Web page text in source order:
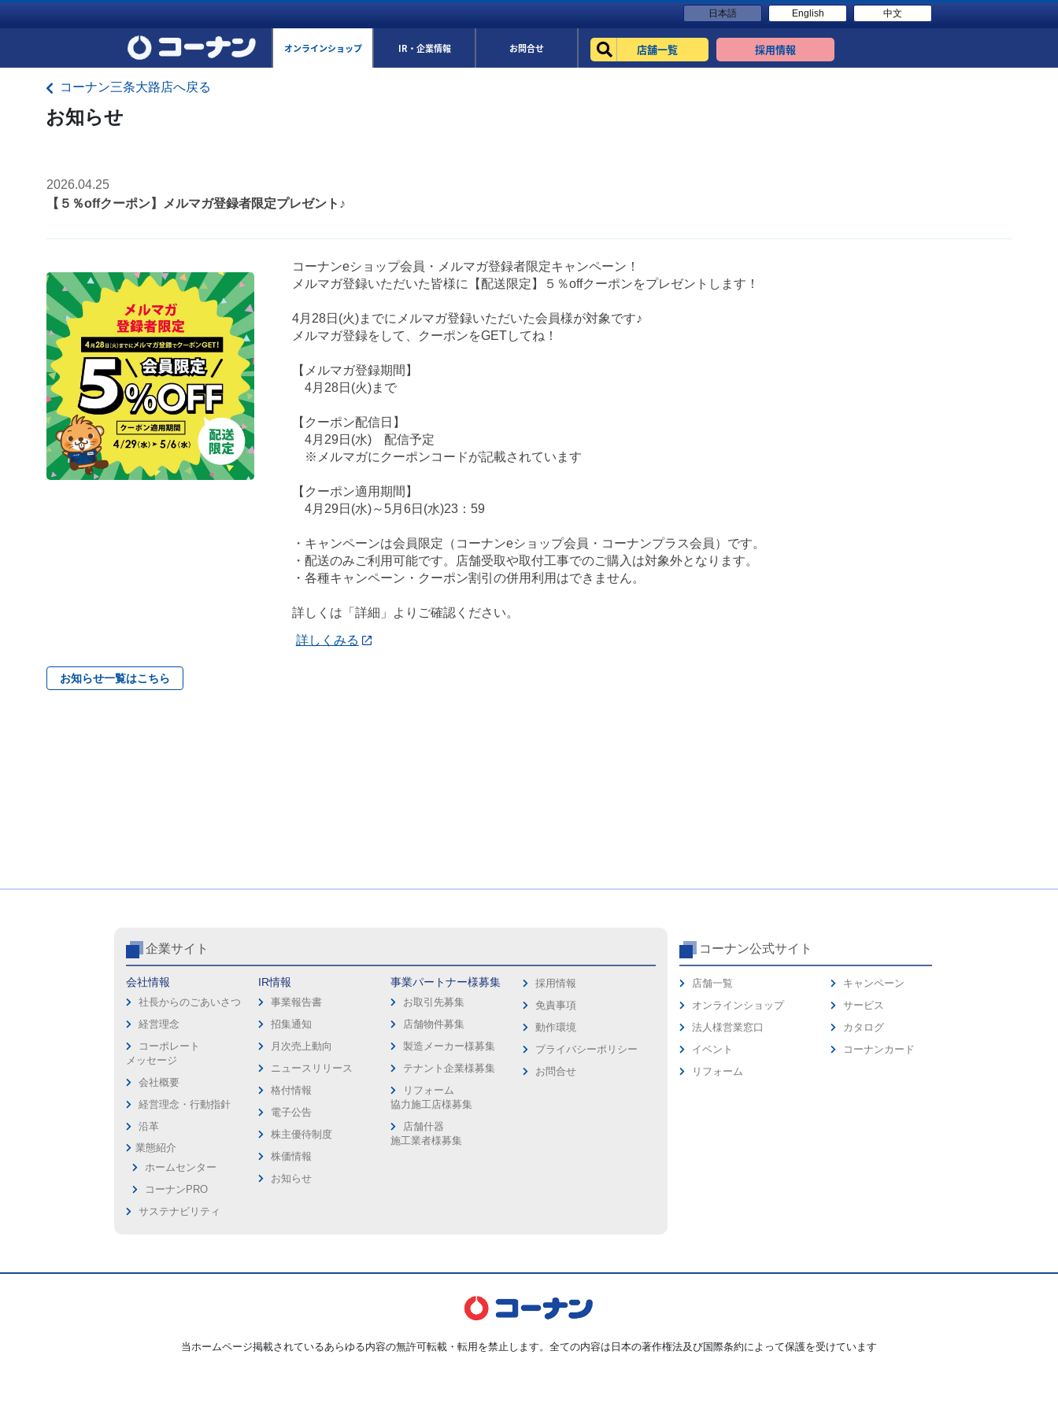
日本語 English 中文
オンラインショップ IR・企業情報 お問合せ 店舗一覧 採用情報
コーナン三条大路店へ戻る
お知らせ
2026.04.25
【５％offクーポン】メルマガ登録者限定プレゼント♪
コーナンeショップ会員・メルマガ登録者限定キャンペーン！
メルマガ登録いただいた皆様に【配送限定】５％offクーポンをプレゼントします！
4月28日(火)までにメルマガ登録いただいた会員様が対象です♪
メルマガ登録をして、クーポンをGETしてね！
【メルマガ登録期間】
4月28日(火)まで
【クーポン配信日】
4月29日(水) 配信予定
※メルマガにクーポンコードが記載されています
【クーポン適用期間】
4月29日(水)～5月6日(水)23：59
・キャンペーンは会員限定（コーナンeショップ会員・コーナンプラス会員）です。
・配送のみご利用可能です。店舗受取や取付工事でのご購入は対象外となります。
・各種キャンペーン・クーポン割引の併用利用はできません。
詳しくは「詳細」よりご確認ください。
詳しくみる
お知らせ一覧はこちら
企業サイト
会社情報
社長からのごあいさつ
経営理念
コーポレート
メッセージ
会社概要
経営理念・行動指針
沿革
業態紹介
ホームセンター
コーナンPRO
サステナビリティ
IR情報
事業報告書
招集通知
月次売上動向
ニュースリリース
格付情報
電子公告
株主優待制度
株価情報
お知らせ
事業パートナー様募集
お取引先募集
店舗物件募集
製造メーカー様募集
テナント企業様募集
リフォーム
協力施工店様募集
店舗什器
施工業者様募集
採用情報
免責事項
動作環境
プライバシーポリシー
お問合せ
コーナン公式サイト
店舗一覧
オンラインショップ
法人様営業窓口
イベント
リフォーム
キャンペーン
サービス
カタログ
コーナンカード
当ホームページ掲載されているあらゆる内容の無許可転載・転用を禁止します。全ての内容は日本の著作権法及び国際条約によって保護を受けています